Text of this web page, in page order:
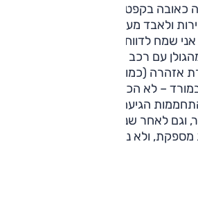
כאובה בקפטיבה שלפני מתיחת הפנים,
ולאבד מעוצמתם בדרמטיות תחת
שמח לדווח כי גם נושא זה שופר, אם
ירידה מהגולן עם רכב מלא בקצב עירני (אבל לא
אזהרה (כמו בעבר, אותה נורה של
– לא הכי ברור) עוד לפני שהגענו
הגיעה מאוחר יותר ואובדן
וגם לאחר שנדלקה הנורה עדיין
ולא נדרשנו לעמוד בצד